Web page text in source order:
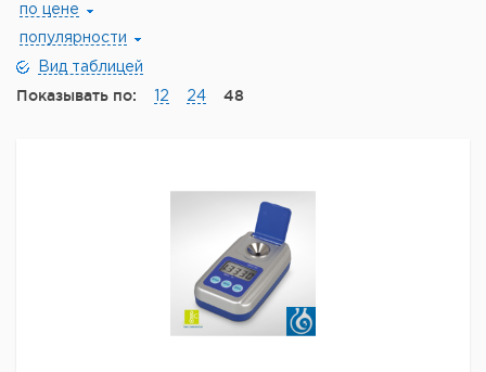
по цене
популярности
Вид таблицей
Показывать по: 12 24 48